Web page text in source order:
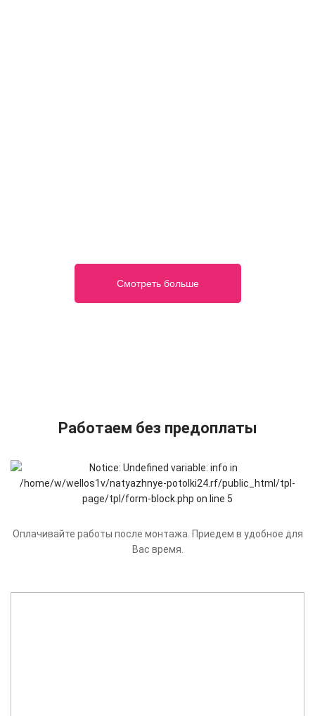
Смотреть больше
Работаем без предоплаты
Оплачивайте работы после монтажа. Приедем в удобное для
Вас время.